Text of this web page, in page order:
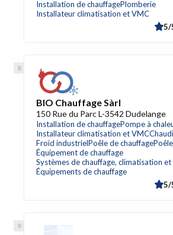
Installation de chauffagePlomberie
Installateur climatisation et VMC
5/
BIO Chauffage Sàrl
150 Rue du Parc L-3542 Dudelange
Installation de chauffagePompe à
Installateur climatisation et VMC
Froid industrielPoêle de chauffage
Équipement de chauffage
Systèmes de chauffage, climatisation
Équipements de chauffage
5/